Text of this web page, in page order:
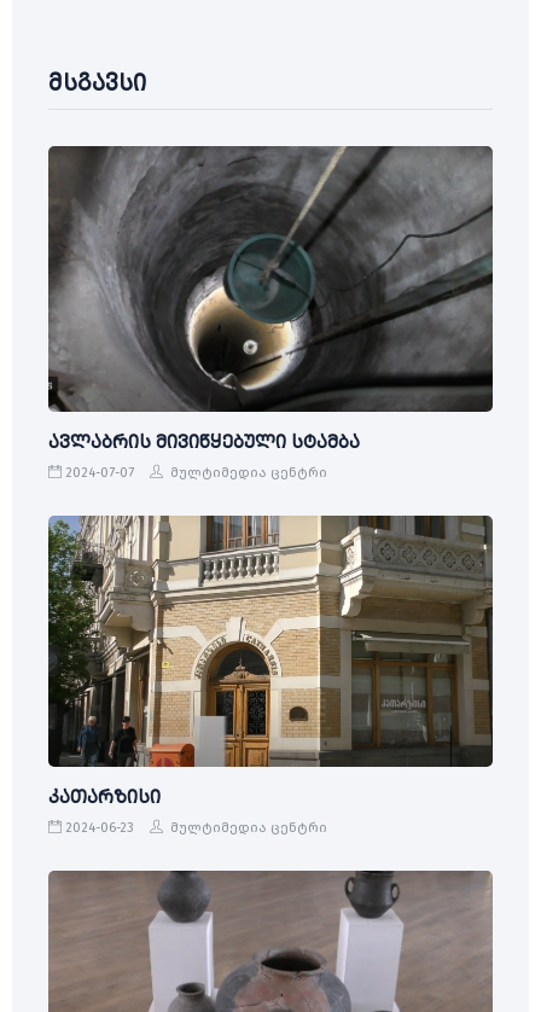
მსგავსი
ავლაბრის მივიწყებული სტამბა
2024-07-07 მულტიმედია ცენტრი
კათარზისი
2024-06-23 მულტიმედია ცენტრი